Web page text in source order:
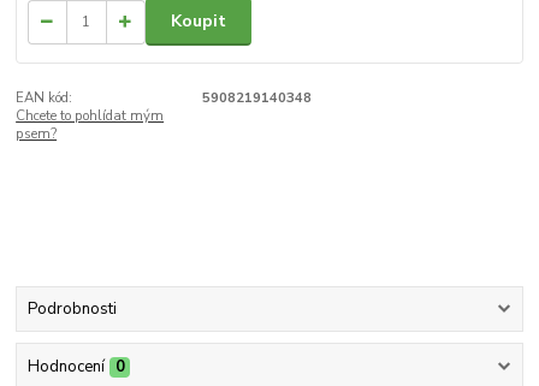
Koupit
EAN kód:
5908219140348
Chcete to pohlídat mým
psem?
Podrobnosti
Hodnocení 0